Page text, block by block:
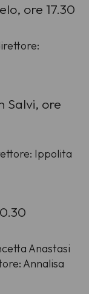
ore 17.30
Salvi, ore
Ippolita
Anastasi
Annalisa